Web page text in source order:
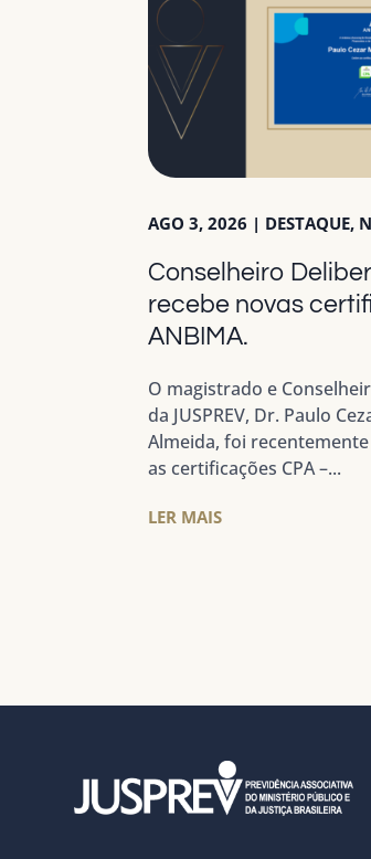
Conselheiro
recebe novas
ANBIMA.
AGO 3, 2026 | DESTAQUE,
O magistrado e
da JUSPREV, Dr. Paulo
Almeida, foi
as certificações CPA –...
LER MAIS